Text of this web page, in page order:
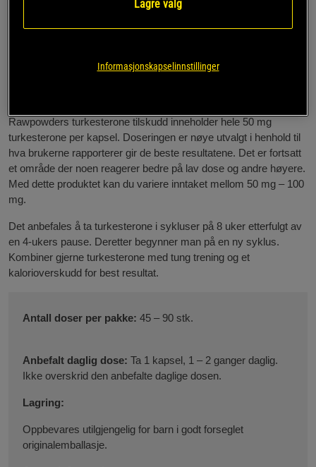
Rhaponticum carthamoides som en kilde til turkesterone.
flerårig urt som hovedsakelig vokser i områder av Sentral-Asia
Rawpowders turkesterone tilskudd inneholder hele 50 mg
turkesterone per kapsel. Doseringen er nøye utvalgt i henhold til
hva brukerne rapporterer gir de beste resultatene. Det er fortsatt
et område der noen reagerer bedre på lav dose og andre høyere.
Med dette produktet kan du variere inntaket mellom 50 mg – 100
mg.
Det anbefales å ta turkesterone i sykluser på 8 uker etterfulgt av
en 4-ukers pause. Deretter begynner man på en ny syklus.
Kombiner gjerne turkesterone med tung trening og et
kalorioverskudd for best resultat.
Antall doser per pakke: 45 – 90 stk.
Anbefalt daglig dose: Ta 1 kapsel, 1 – 2 ganger daglig.
Ikke overskrid den anbefalte daglige dosen.
Lagring:
Oppbevares utilgjengelig for barn i godt forseglet
originalemballasje.
Lagre valg
Informasjonskapselinnstillinger